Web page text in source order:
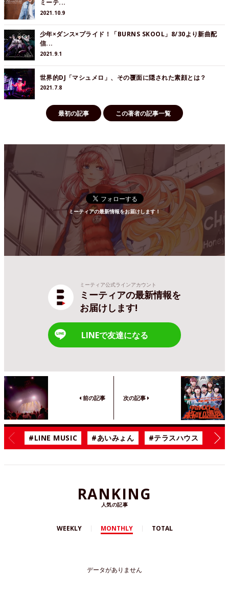
ミーテ...
2021.10.9
少年×ダンス×プライド！「BURNS SKOOL」8/30より新曲配
信...
2021.9.1
世界的DJ「マシュメロ」、その覆面に隠された素顔とは？
2021.7.8
最初の記事 この著者の記事一覧
ミーティアの最新情報をお届けします！
ミーティア公式ラインアカウント
ミーティアの最新情報を
お届けします!
LINEで友達になる
前の記事 次の記事
#LINE MUSIC #あいみょん #テラスハウス #
RANKING
人気の記事
WEEKLY MONTHLY TOTAL
データがありません